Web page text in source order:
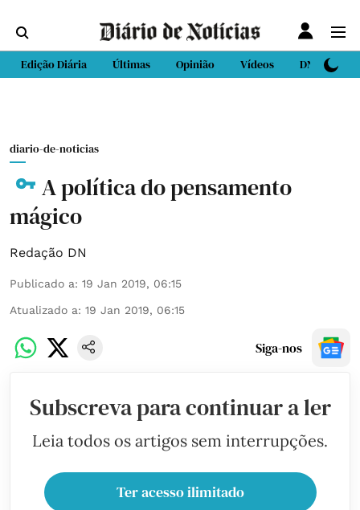
Edição Diária Últimas Opinião Vídeos DN Sport
diario-de-noticias
A política do pensamento
mágico
Redação DN
Publicado a: 19 Jan 2019, 06:15
Atualizado a: 19 Jan 2019, 06:15
Siga-nos
Subscreva para continuar a ler
Leia todos os artigos sem interrupções.
Ter acesso ilimitado